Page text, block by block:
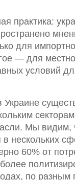
практика:
для
— для
условий
Мы видим,
в нескольких
60% от
по